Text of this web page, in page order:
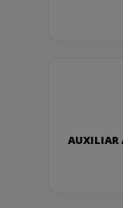
AUXILIAR